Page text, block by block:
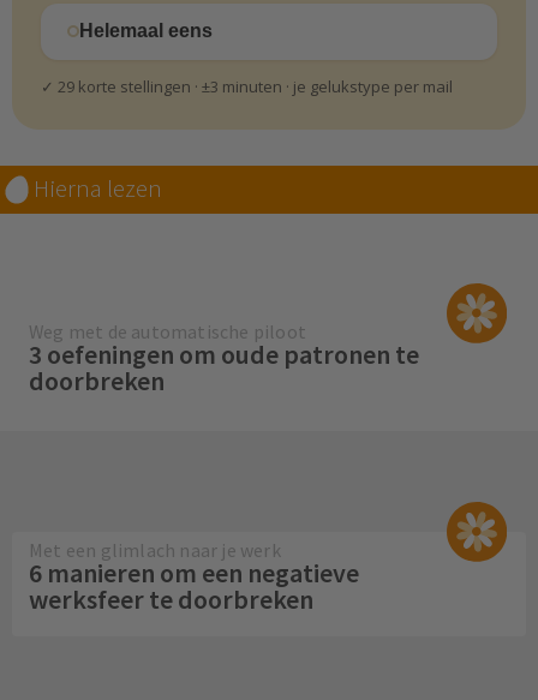
Helemaal eens
✓ 29 korte stellingen · ±3 minuten · je gelukstype per mail
Hierna lezen
Weg met de automatische piloot
3 oefeningen om oude patronen te
doorbreken
Met een glimlach naar je werk
6 manieren om een negatieve
werksfeer te doorbreken